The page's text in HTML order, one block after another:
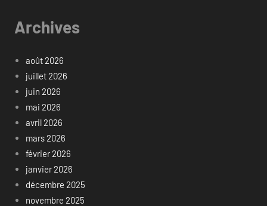
Archives
août 2026
juillet 2026
juin 2026
mai 2026
avril 2026
mars 2026
février 2026
janvier 2026
décembre 2025
novembre 2025